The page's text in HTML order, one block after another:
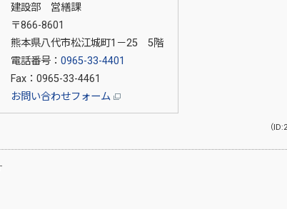
建設部 営繕課
〒866-8601
熊本県八代市松江城町1－25 5階
電話番号： 0965-33-4401
Fax：0965-33-4461
お問い合わせフォーム
（